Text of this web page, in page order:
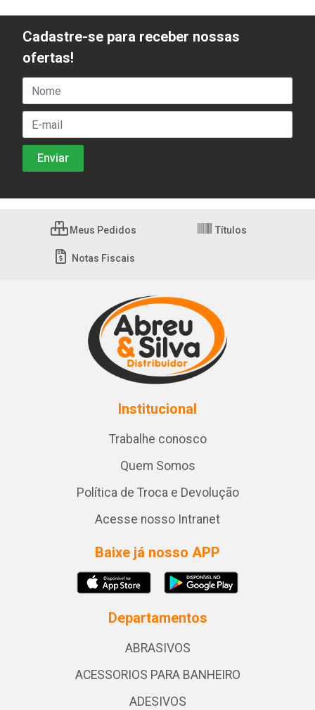
Cadastre-se para receber nossas
ofertas!
Meus Pedidos Títulos
Notas Fiscais
Institucional
Trabalhe conosco
Quem Somos
Política de Troca e Devolução
Acesse nosso Intranet
Baixe já nosso APP
Departamentos
ABRASIVOS
ACESSORIOS PARA BANHEIRO
ADESIVOS